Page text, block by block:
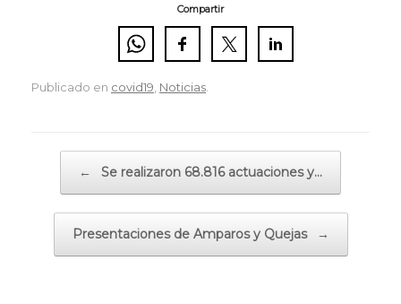
Compartir
Publicado en covid19 Noticias
← Se realizaron 68.816 actuaciones y…
Presentaciones de Amparos y Quejas →